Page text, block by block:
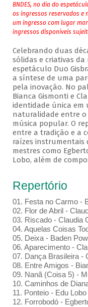
BNDES, no dia do
os ingressos reservados e
um ingresso com lugar
ingressos disponíveis
Celebrando duas
sólidas e criativas
espetáculo Duo
a síntese de uma
pela inovação. No
Bianca Gismonti e
identidade única em
naturalidade entre
música popular. O
entre a tradição e a
raízes instrumentais
mestres como
Lobo, além de
Repertório
01.⁠ ⁠Festa no Carmo -
02.⁠ ⁠Flor de Abril -
03.⁠ ⁠Riscado - Claudia
04.⁠ ⁠Aquelas Coisas
05.⁠ ⁠Deixa - Baden
06.⁠ ⁠Aparecimento -
07.⁠ ⁠Dança Brasileira -
08.⁠ ⁠Entre Amigos -
09.⁠ ⁠Nanã (Coisa 5) -
10.⁠ ⁠Caminhos de
11.⁠ ⁠Ponteio - Edu
12.⁠ ⁠Forrobodó -